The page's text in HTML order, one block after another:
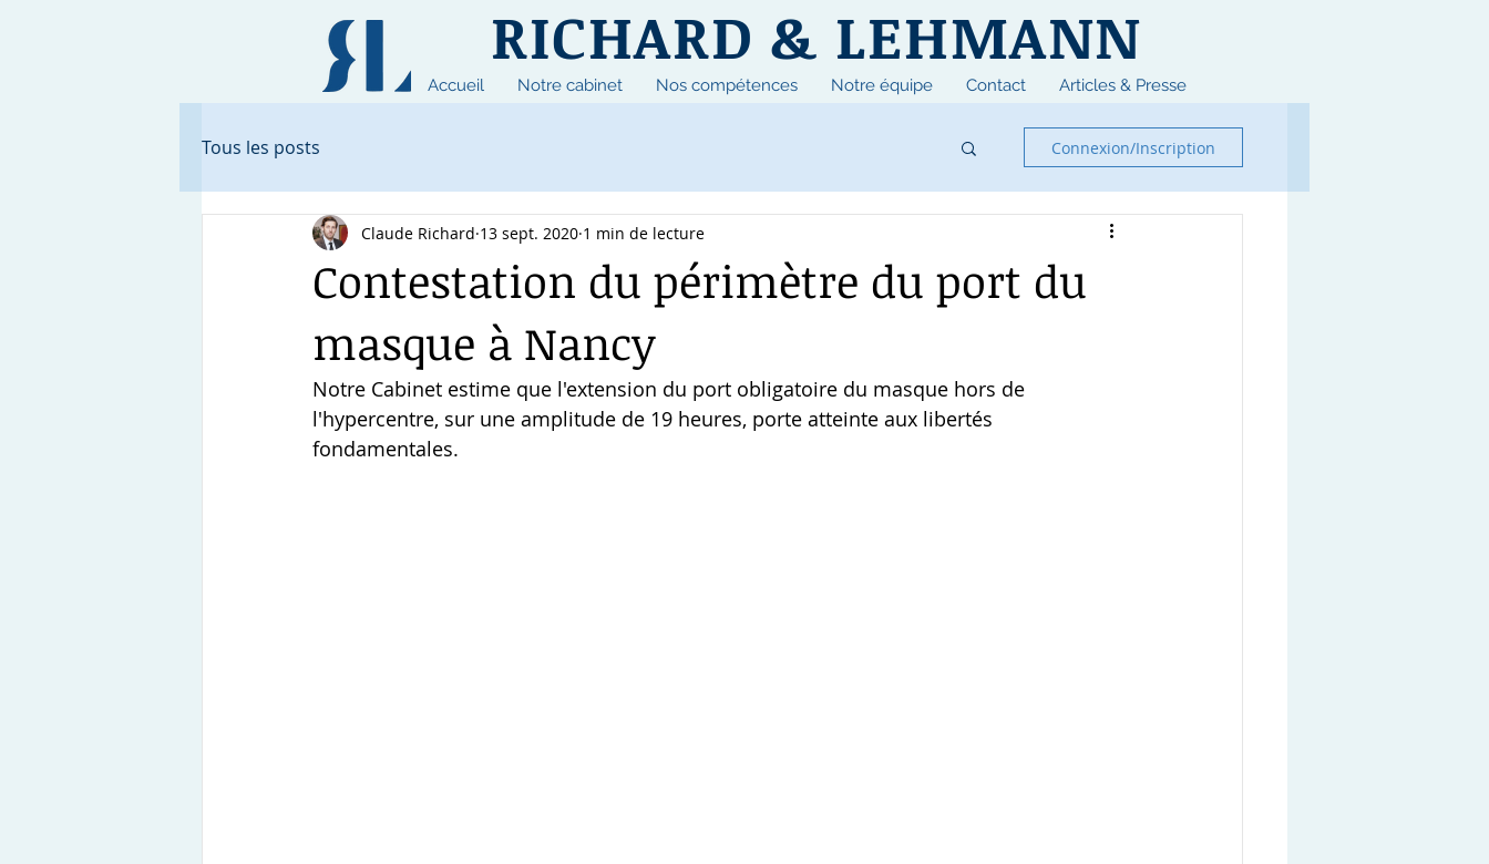
RICHARD & LEHMANN
Accueil Notre cabinet Nos compétences Notre équipe Contact Articles & Presse
Tous les posts Connexion/Inscription
Contestation du périmètre du port du
masque à Nancy
Claude Richard 13 sept. 2020 1 min de lecture
Notre Cabinet estime que l'extension du port obligatoire du masque hors de
l'hypercentre, sur une amplitude de 19 heures, porte atteinte aux libertés
fondamentales.